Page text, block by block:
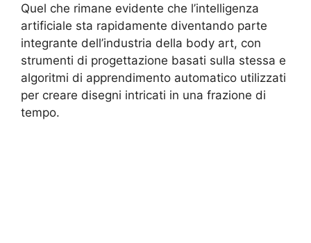
Quel che rimane evidente che l’intelligenza
artificiale sta rapidamente diventando parte
integrante dell’industria della body art, con
strumenti di progettazione basati sulla stessa e
algoritmi di apprendimento automatico utilizzati
per creare disegni intricati in una frazione di
tempo.